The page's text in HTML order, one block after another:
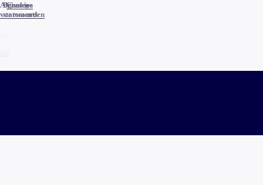
Algemene
voorwaarden
Privacy
statements
Cookies